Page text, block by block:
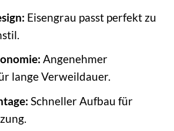
Eisengrau passt perfekt zu
Angenehmer
lange Verweildauer.
Schneller Aufbau für